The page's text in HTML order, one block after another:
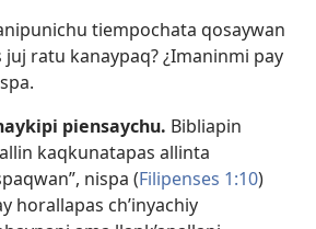
tiempochata qosaywan
juj ratu kanaypaq? ¿Imaninmi pay
piensaychu. Bibliapin
kaqkunatapas allinta
nispa (Filipenses 1:10)
horallapas ch’inyachiy